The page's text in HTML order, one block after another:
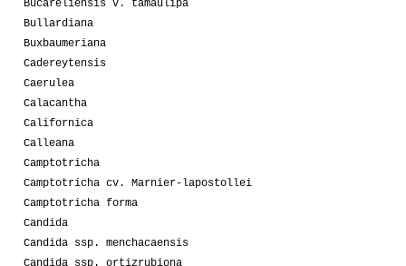
Bucareliensis v. tamaulipa
Bullardiana
Buxbaumeriana
Cadereytensis
Caerulea
Calacantha
Californica
Calleana
Camptotricha
Camptotricha cv. Marnier-lapostollei
Camptotricha forma
Candida
Candida ssp. menchacaensis